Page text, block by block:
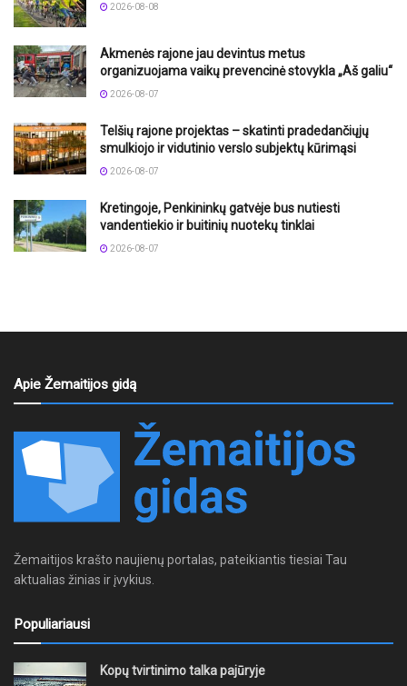
2026-08-08
Akmenės rajone jau devintus metus
organizuojama vaikų prevencinė stovykla „Aš galiu“
2026-08-07
Telšių rajone projektas – skatinti pradedančiųjų
smulkiojo ir vidutinio verslo subjektų kūrimąsi
2026-08-07
Kretingoje, Penkininkų gatvėje bus nutiesti
vandentiekio ir buitinių nuotekų tinklai
2026-08-07
Apie Žemaitijos gidą
Žemaitijos krašto naujienų portalas, pateikiantis tiesiai Tau
aktualias žinias ir įvykius.
Populiariausi
Kopų tvirtinimo talka pajūryje